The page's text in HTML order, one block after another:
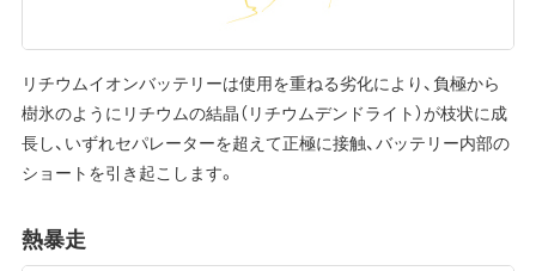
リチウムイオンバッテリーは使用を重ねる劣化により、負極から
樹氷のようにリチウムの結晶（リチウムデンドライト）が枝状に成
長し、いずれセパレーターを超えて正極に接触、バッテリー内部の
ショートを引き起こします。
熱暴走